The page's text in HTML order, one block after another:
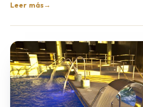
Leer más→